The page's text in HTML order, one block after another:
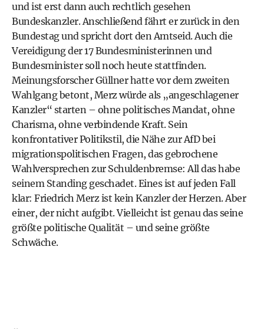
und ist erst dann auch rechtlich gesehen
Bundeskanzler. Anschließend fährt er zurück in den
Bundestag und spricht dort den Amtseid. Auch die
Vereidigung der 17 Bundesministerinnen und
Bundesminister soll noch heute stattfinden.
Meinungsforscher Güllner hatte vor dem zweiten
Wahlgang betont, Merz würde als „angeschlagener
Kanzler“ starten – ohne politisches Mandat, ohne
Charisma, ohne verbindende Kraft. Sein
konfrontativer Politikstil, die Nähe zur AfD bei
migrationspolitischen Fragen, das gebrochene
Wahlversprechen zur Schuldenbremse: All das habe
seinem Standing geschadet. Eines ist auf jeden Fall
klar: Friedrich Merz ist kein Kanzler der Herzen. Aber
einer, der nicht aufgibt. Vielleicht ist genau das seine
größte politische Qualität – und seine größte
Schwäche.